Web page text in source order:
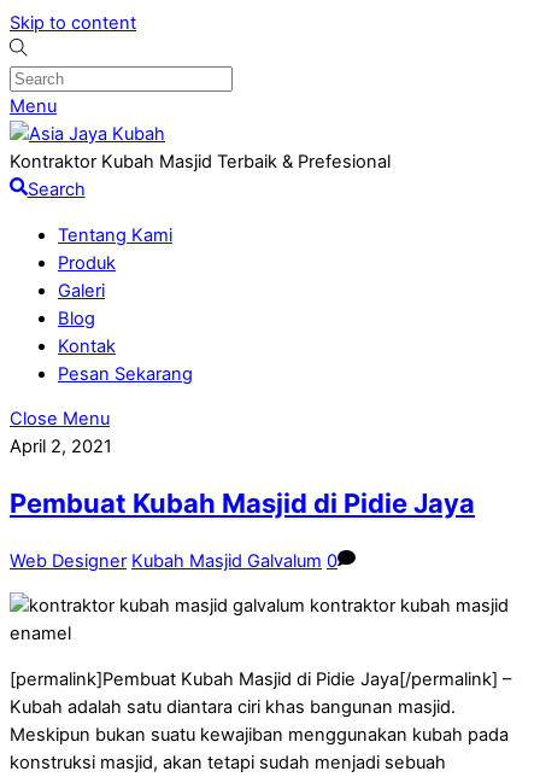
Skip to content
Menu
Kontraktor Kubah Masjid Terbaik & Prefesional
Search
Tentang Kami
Produk
Galeri
Blog
Kontak
Pesan Sekarang
Close Menu
April 2, 2021
Pembuat Kubah Masjid di Pidie Jaya
Web Designer Kubah Masjid Galvalum 0
[permalink]Pembuat Kubah Masjid di Pidie Jaya[/permalink] –
Kubah adalah satu diantara ciri khas bangunan masjid.
Meskipun bukan suatu kewajiban menggunakan kubah pada
konstruksi masjid, akan tetapi sudah menjadi sebuah